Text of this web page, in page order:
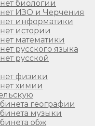
биологии
ИЗО и Черчения
информатики
истории
математики
русского языка
русской
физики
химии
географии
музыки
обж